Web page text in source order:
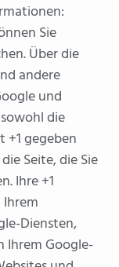
Sie
Über die
andere
und
die
+1 gegeben
Seite, die Sie
Ihre +1
Diensten,
Ihrem Google-